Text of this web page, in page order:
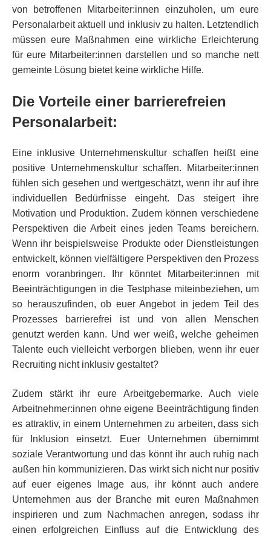
von betroffenen Mitarbeiter:innen einzuholen, um eure
Personalarbeit aktuell und inklusiv zu halten. Letztendlich
müssen eure Maßnahmen eine wirkliche Erleichterung
für eure Mitarbeiter:innen darstellen und so manche nett
gemeinte Lösung bietet keine wirkliche Hilfe.
Die Vorteile einer barrierefreien
Personalarbeit:
Eine inklusive Unternehmenskultur schaffen heißt eine
positive Unternehmenskultur schaffen. Mitarbeiter:innen
fühlen sich gesehen und wertgeschätzt, wenn ihr auf ihre
individuellen Bedürfnisse eingeht. Das steigert ihre
Motivation und Produktion. Zudem können verschiedene
Perspektiven die Arbeit eines jeden Teams bereichern.
Wenn ihr beispielsweise Produkte oder Dienstleistungen
entwickelt, können vielfältigere Perspektiven den Prozess
enorm voranbringen. Ihr könntet Mitarbeiter:innen mit
Beeinträchtigungen in die Testphase miteinbeziehen, um
so herauszufinden, ob euer Angebot in jedem Teil des
Prozesses barrierefrei ist und von allen Menschen
genutzt werden kann. Und wer weiß, welche geheimen
Talente euch vielleicht verborgen blieben, wenn ihr euer
Recruiting nicht inklusiv gestaltet?
Zudem stärkt ihr eure Arbeitgebermarke. Auch viele
Arbeitnehmer:innen ohne eigene Beeinträchtigung finden
es attraktiv, in einem Unternehmen zu arbeiten, dass sich
für Inklusion einsetzt. Euer Unternehmen übernimmt
soziale Verantwortung und das könnt ihr auch ruhig nach
außen hin kommunizieren. Das wirkt sich nicht nur positiv
auf euer eigenes Image aus, ihr könnt auch andere
Unternehmen aus der Branche mit euren Maßnahmen
inspirieren und zum Nachmachen anregen, sodass ihr
einen erfolgreichen Einfluss auf die Entwicklung des